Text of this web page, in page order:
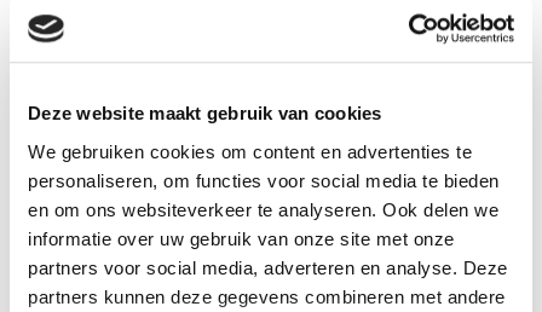
Deze website maakt gebruik van cookies
We gebruiken cookies om content en advertenties te
personaliseren, om functies voor social media te bieden
en om ons websiteverkeer te analyseren. Ook delen we
informatie over uw gebruik van onze site met onze
partners voor social media, adverteren en analyse. Deze
partners kunnen deze gegevens combineren met andere
Mogelijkheden
Inspectieraam in het deurblad